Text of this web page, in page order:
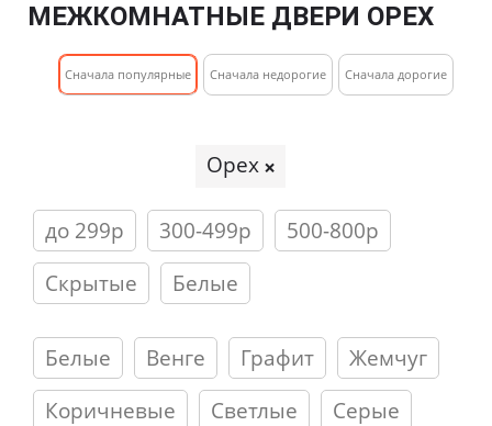
МЕЖКОМНАТНЫЕ ДВЕРИ ОРЕХ
Cначала популярные Сначала недорогие Cначала дорогие
Орех
до 299р 300-499р
500-800р
Скрытые
Белые
Белые Венге Графит
Жемчуг
Коричневые
Светлые
Серые